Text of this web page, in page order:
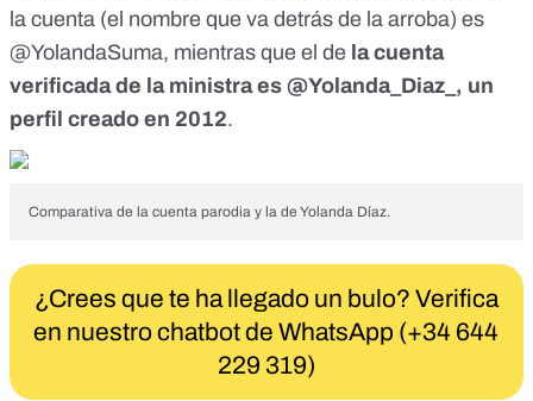
la cuenta (el nombre que va detrás de la arroba) es
@YolandaSuma, mientras que el de la cuenta
verificada de la ministra es @Yolanda_Diaz_ , un
perfil creado en 2012.
Comparativa de la cuenta parodia y la de Yolanda Díaz.
¿Crees que te ha llegado un bulo? Verifica
en nuestro chatbot de WhatsApp (+34 644
229 319)